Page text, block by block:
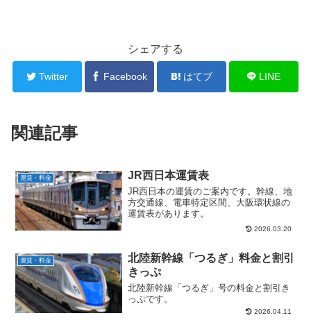
シェアする
Twitter Facebook はてブ LINE
関連記事
運賃・料金 JR西日本運賃表
JR西日本の運賃のご案内です。幹線、地
方交通線、電車特定区間、大阪環状線の
運賃表があります。
2026.03.20
運賃・料金
北陸新幹線「つるぎ」料金と割引
きっぷ
北陸新幹線「つるぎ」号の料金と割引き
っぷです。
2026.04.11